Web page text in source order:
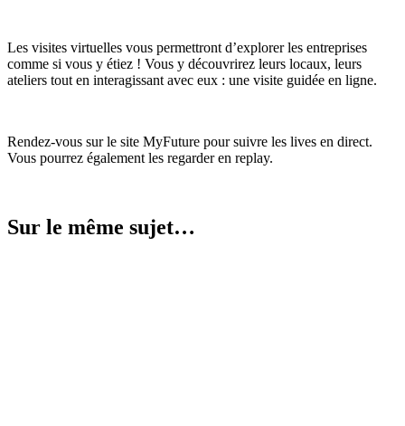
Les visites virtuelles vous permettront d’explorer les entreprises
comme si vous y étiez ! Vous y découvrirez leurs locaux, leurs
ateliers tout en interagissant avec eux : une visite guidée en ligne.
Rendez-vous sur le site MyFuture pour suivre les lives en direct.
Vous pourrez également les regarder en replay.
Sur le même sujet…